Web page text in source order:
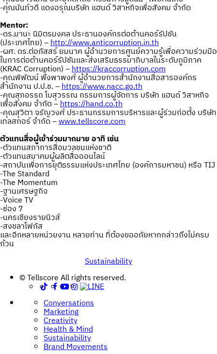
-คุณนันท์วดี แดงอรุณบริษัท แฮนด์ วิสาหกิจเพื่อสังคม จำกัด
Mentor:
-ดร.มานะ นิมิตรมงคล ประธานองค์กรต่อต้านคอร์รัปชัน
(ประเทศไทย) –http://www.anticorruption.in.th
-ผศ. ดร.ต่อภัสสร์ ยมนาค ผู้อำนวยการศูนย์ความรู้เพื่อความร่วมมือ
ในการต่อต้านคอร์รัปชันและส่งเสริมธรรมาภิบาลในระดับภูมิภาค
(KRAC Corruption) –https://kraccorruption.com
-คุณพิพัฒน์ พึ่งพาพงศ์ ผู้อำนวยการสำนักงานสื่อสารองค์กร
สำนักงาน ป.ป.ช. –https://www.nacc.go.th
-คุณสุภอรรถ โบสุวรรณ กรรมการผู้จัดการ บริษัท แฮนด์ วิสาหกิจ
เพื่อสังคม จำกัด –https://hand.co.th
-คุณสุวิตา จรัญวงศ์ ประธานกรรมการบริหารและผู้ร่วมก่อตั้ง บริษัท
เทลสกอร์ จำกัด –www.tellscore.com
ตัวแทนสื่อผู้เข้าร่วมมากมาย อาทิ เช่น
-ตัวแทนสภาการสื่อมวลชนแห่งชาติ
-ตัวแทนสมาคมผู้ผลิตสื่อออนไลน์
-สถาบันเพื่อการยุติธรรมแห่งประเทศไทย (องค์การมหาชน) หรือ TIJ
-The Standard
-The Momentum
-ฐานเศรษฐกิจ
-Voice TV
-ช่อง 7
-นครเชียงรายนิวส์
-สงขลาโฟกัส
และอีกหลายหน่วยงาน หลายท่าน ที่ต้องขออภัยหากกล่าวถึงไม่ครบ
ถ้วน
Sustainability
Post
navigation
© Tellscore All rights reserved.
Conversations
Marketing
Creativity
Health & Mind
Sustainability
Brand Movements